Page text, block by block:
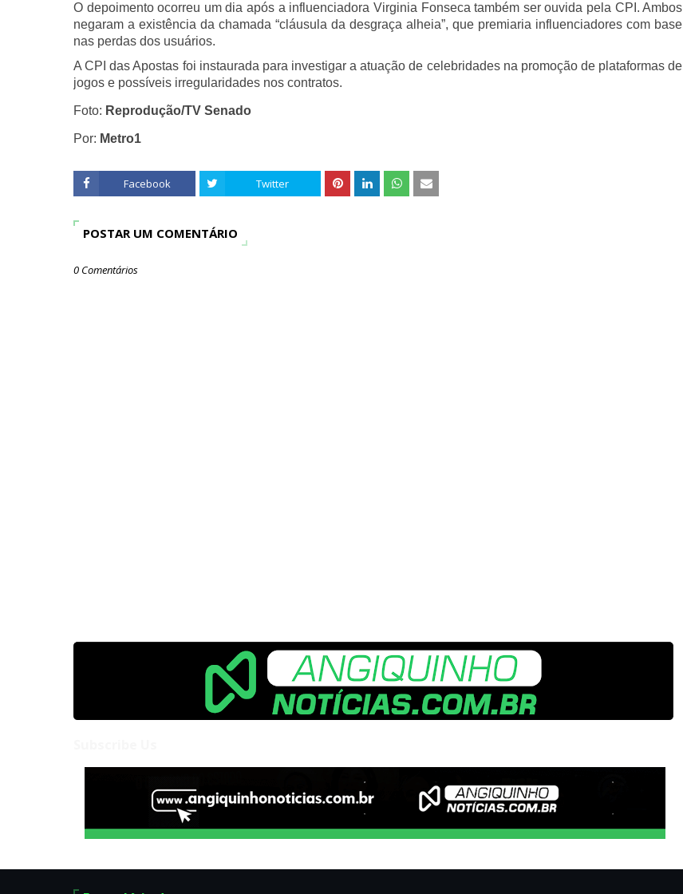
O depoimento ocorreu um dia após a influenciadora Virginia Fonseca também ser ouvida pela CPI. Ambos
negaram a existência da chamada “cláusula da desgraça alheia”, que premiaria influenciadores com base
nas perdas dos usuários.
A CPI das Apostas foi instaurada para investigar a atuação de celebridades na promoção de plataformas de
jogos e possíveis irregularidades nos contratos.
Foto: Reprodução/TV Senado
Por: Metro1
Facebook Twitter
POSTAR UM COMENTÁRIO
0 Comentários